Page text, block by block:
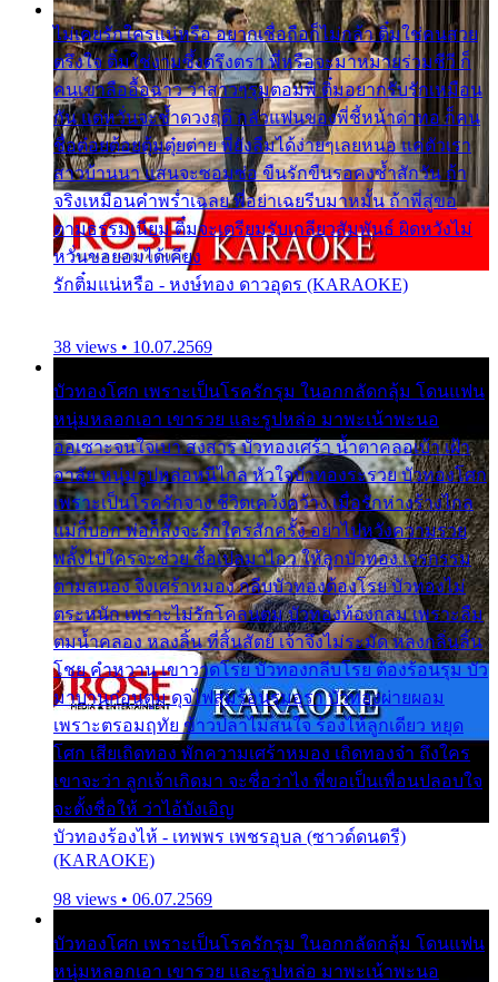
ไม่เคยรักใครแน่หรือ อยากเชื่อถือก็ไม่กล้า ติ๋มใช่คนสวย
ตรึงใจ ติ๋มใช่งามซึ้งตรึงตรา พี่หรือจะมาหมายร่วมชีวี ก็
คนเขาลืออื้อฉาว ว่าสาวๆรุมตอมพี่ ติ๋มอยากรับรักเหมือน
กัน แต่หวั่นจะช้ำดวงฤดี กลัวแฟนของพี่ชี้หน้าด่าทอ ก็คน
ชื่อต๋อยต้อยตุ้มตุ๋ยต่าย พี่ยังลืมได้ง่ายๆเลยหนอ แค่ตัวเรา
สาวบ้านนา แสนจะซอมซ่อ ขืนรักขืนรอคงช้ำสักวัน ถ้า
จริงเหมือนคำพร่ำเฉลย พี่อย่าเฉยรีบมาหมั้น ถ้าพี่สู่ขอ
ตามธรรมเนียม ติ๋มจะเตรียมรับเกลียวสัมพันธ์ ผิดหวังไม่
หวั่นขอยอมได้เคียง
รักติ๋มแน่หรือ - หงษ์ทอง ดาวอุดร (KARAOKE)
38 views • 10.07.2569
บัวทองโศก เพราะเป็นโรครักรุม ในอกกลัดกลุ้ม โดนแฟน
หนุ่มหลอกเอา เขารวย และรูปหล่อ มาพะเน้าพะนอ
ออเซาะจนใจเบา สงสาร บัวทองเศร้า น้ำตาคลอเบ้า เฝ้า
อาลัย หนุ่มรูปหล่อหนีไกล หัวใจบัวทองระรวย บัวทองโศก
เพราะเป็นโรครักจาง ชีวิตเคว้งคว้าง เมื่อรักห่างร้างไกล
แม่ก็บอก พ่อก็สั่งจะรักใครสักครั้ง อย่าไปหวังความรวย
พลั้งไปใครจะช่วย ซื้อเปลมาไกว ให้ลูกบัวทอง เวรกรรม
ตามสนอง จึงเศร้าหมอง กลีบบัวทองต้องโรย บัวทองไม่
ตระหนัก เพราะไม่รักโคลนตม บัวทองท้องกลม เพราะลืม
ตมน้ำคลอง หลงลิ้น ที่สิ้นสัตย์ เจ้าจึงไม่ระมัด หลงกลิ่นลิ้น
โชย คำหวาน เขาวาดโรย บัวทองกลีบโรย ต้องร้อนรุม บัว
มาบานก่อนตูม ดุจไฟสุมร้อนรุมอุรา บัวทองผ่ายผอม
เพราะตรอมฤทัย ข้าวปลาไม่สนใจ ร้องไห้ลูกเดียว หยุด
โศก เสียเถิดทอง พักความเศร้าหมอง เถิดทองจ๋า ถึงใคร
เขาจะว่า ลูกเจ้าเกิดมา จะชื่อว่าไง พี่ขอเป็นเพื่อนปลอบใจ
จะตั้งชื่อให้ ว่าไอ้บังเอิญ
บัวทองร้องไห้ - เทพพร เพชรอุบล (ซาวด์ดนตรี)
(KARAOKE)
98 views • 06.07.2569
บัวทองโศก เพราะเป็นโรครักรุม ในอกกลัดกลุ้ม โดนแฟน
หนุ่มหลอกเอา เขารวย และรูปหล่อ มาพะเน้าพะนอ